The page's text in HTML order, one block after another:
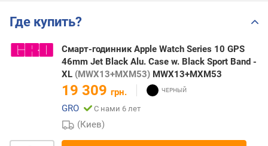
Где купить?
Смарт-годинник Apple Watch Series 10 GPS
46mm Jet Black Alu. Case w. Black Sport Band -
XL (MWX13+MXM53) MWX13+MXM53
19 309 грн.
GRO
С нами 6 лет
(Киев)